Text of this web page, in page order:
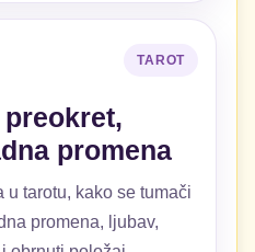
TAROT
promena
tarotu, kako se tumači
promena, ljubav,